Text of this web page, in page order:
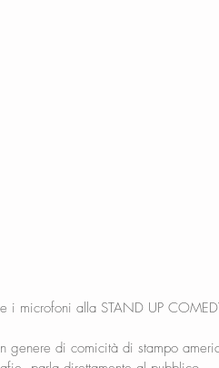
i microfoni alla STAND UP
genere di comicità di stampo